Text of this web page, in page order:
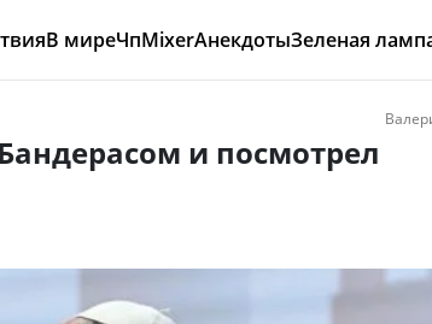
В миреЧпMixerАнекдотыЗеленая
и посмотрел